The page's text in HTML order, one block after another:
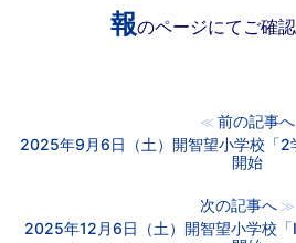
報のページにてご確認
≪ 前の記事へ
2025年9月6日（土）開智望小学校「
開始
次の記事へ ≫
2025年12月6日（土）開智望小学校